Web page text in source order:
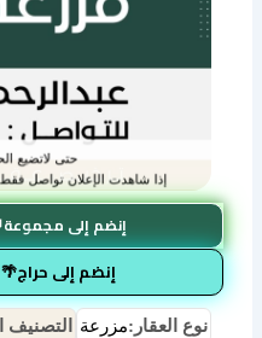
إنضم إلى
إنضم إلى
نوع العقار:مزرعة التصنيف